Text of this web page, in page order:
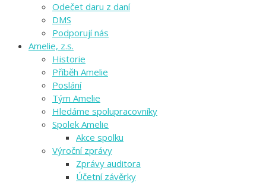
Odečet daru z daní
DMS
Podporují nás
Amelie, z.s.
Historie
Příběh Amelie
Poslání
Tým Amelie
Hledáme spolupracovníky
Spolek Amelie
Akce spolku
Výroční zprávy
Zprávy auditora
Účetní závěrky